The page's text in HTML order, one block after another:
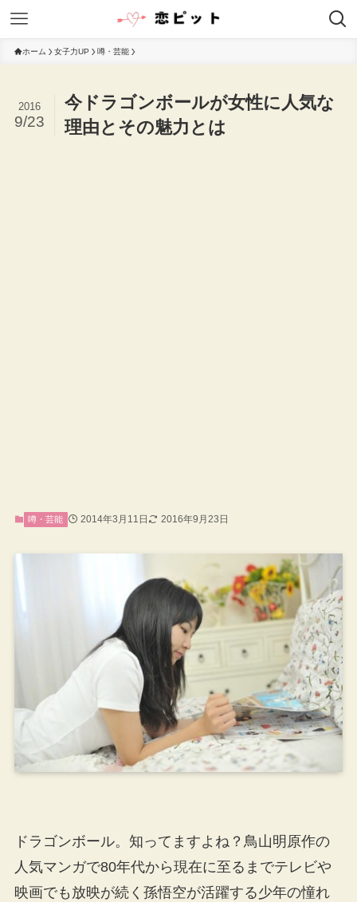
ホーム 女子力UP 噂・芸能
今ドラゴンボールが女性に人気な
理由とその魅力とは
2016
9/23
噂・芸能 2014年3月11日 2016年9月23日
ドラゴンボール。知ってますよね？鳥山明原作の
人気マンガで80年代から現在に至るまでテレビや
映画でも放映が続く孫悟空が活躍する少年の憧れ